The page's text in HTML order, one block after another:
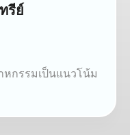
รีย์
กรรมเป็นแนวโน้ม